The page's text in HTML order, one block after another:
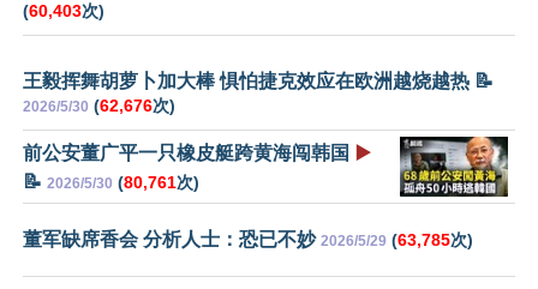
(60,403次)
王毅挥舞胡萝卜加大棒 惧怕捷克效应在欧洲越烧越热 📝
2026/5/30 (62,676次)
前公安董广平一只橡皮艇跨黄海闯韩国 ▶️
📝 2026/5/30 (80,761次)
董军缺席香会 分析人士：恐已不妙 2026/5/29 (63,785次)